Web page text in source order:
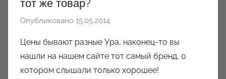
Опубликовано 15.05.2014
т
о
р
Цены бывают разные Ура, наконец-то вы
нашли на нашем сайте тот самый бренд, о
котором слышали только хорошее!